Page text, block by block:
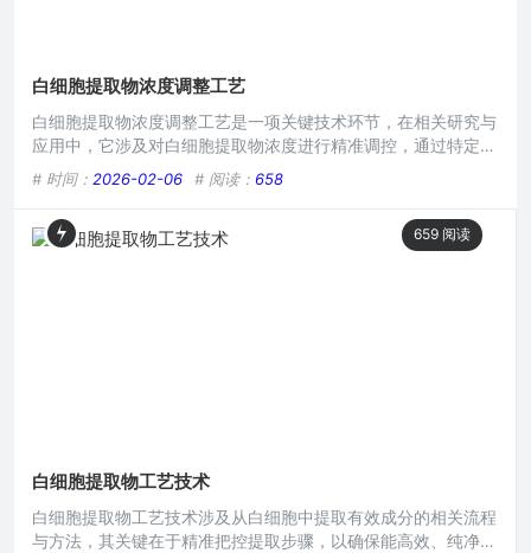
白细胞提取物浓度调整工艺
白细胞提取物浓度调整工艺是一项关键技术环节，在相关研究与
应用中，它涉及对白细胞提取物浓度进行精准调控，通过特定的
操作流程和参数设定，如合适的溶剂配比、温度控制、反应时间
等，来实现对白细胞提取物浓度的有效调整，以满足不同实验或
临床应用对其浓度的特定要求，从而保障后续实验结果的准确性
与临床治疗的有效性。在生物医学领域,白细胞提取物因其在诸
# 时间： 2026-02-06 # 阅读： 658
659 阅读
白细胞提取物工艺技术
白细胞提取物工艺技术涉及从白细胞中提取有效成分的相关流程
与方法，其关键在于精准把控提取步骤，以确保能高效、纯净地